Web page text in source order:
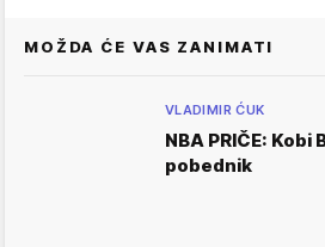
MOŽDA ĆE VAS ZANIMATI
VLADIMIR ĆUK
NBA PRIČE:
pobednik